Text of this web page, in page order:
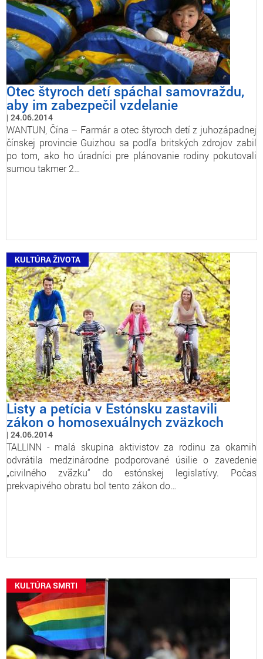
Otec štyroch detí spáchal samovraždu,
aby im zabezpečil vzdelanie
24.06.2014
WANTUN, Čína – Farmár a otec štyroch detí z juhozápadnej
čínskej provincie Guizhou sa podľa britských zdrojov zabil
po tom, ako ho úradníci pre plánovanie rodiny pokutovali
sumou takmer 2…
KULTÚRA ŽIVOTA
Listy a petícia v Estónsku zastavili
zákon o homosexuálnych zväzkoch
24.06.2014
TALLINN - malá skupina aktivistov za rodinu za okamih
odvrátila medzinárodne podporované úsilie o zavedenie
„civilného zväzku“ do estónskej legislatívy. Počas
prekvapivého obratu bol tento zákon do…
KULTÚRA SMRTI